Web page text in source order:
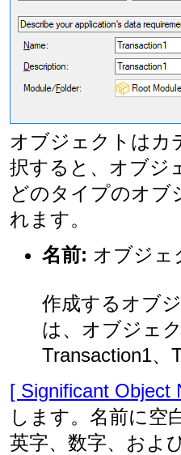
オブジェクトはカ
択すると、オブジ
どのタイプのオブ
れます。
名前: オブジェ
作成するオブ
は、オブジェ
Transaction1、
[ Significant Object
します。名前に空
英字、数字、およ